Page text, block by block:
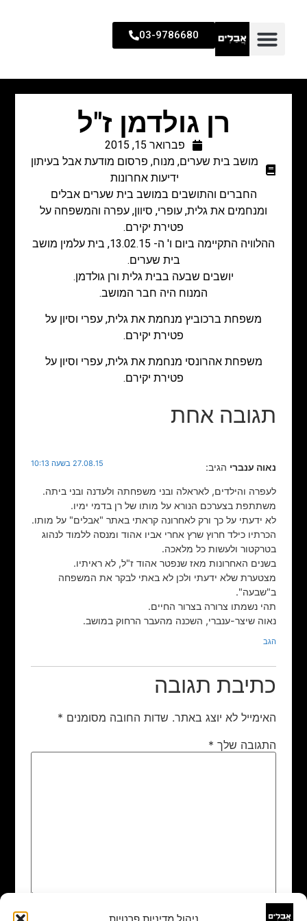
ניהול מדיניות פרטיות
03-9786680
רן גולדמן ז"ל
פברואר 15, 2015
מושב בית שערים, מנוח, פרסום מודעת אבל בעיתון
ידיעות אחרונות
החברים והתושבים במושב בית שערים אבלים
ומנחמים את גלית, עופרי, סיוון, עפרה והמשפחה על
פטירת יקירם.
ההלוויה התקיימה ביום ו' ה- 13.02.15, בית עלמין מושב
בית שערים.
יושבים שבעה בבית גלית ורן גולדמן.
המנוח היה חבר המושב.
משפחת ברכוביץ מנחמת את גלית, עפרי וסיון על
פטירת יקירם.
משפחת אהרונסי מנחמת את גלית, עפרי וסיון על
פטירת יקירם.
תגובה אחת
נאוה ענברי הגיב: 27.08.15 בשעה 10:13
לעפרה והילדים, לאראלה ובני משפחתה ולעדנה ובני ביתה.
משתתפת בצערכם הנורא על מותו של רן בדמי ימיו.
לא ידעתי על כך ורק לאחרונה קראתי באתר "אבלים" על מותו.
הכרתיו כילד חרוץ שרץ אחרי אביו אהוד ומנסה ללמוד לנהוג
בטרקטור ולעשות כל מלאכה.
בשנים האחרונות מאז שנפטר אהוד ז"ל, לא ראיתיו.
מצטערת שלא ידעתי ולכן לא באתי לבקר את המשפחה
ב"שבעה".
תהי נשמתו צרורה בצרור החיים.
נאוה שיצר-ענברי, השכנה מהעבר הרחוק במושב.
הגב
כתיבת תגובה
האימייל לא יוצג באתר. שדות החובה מסומנים *
התגובה שלך *